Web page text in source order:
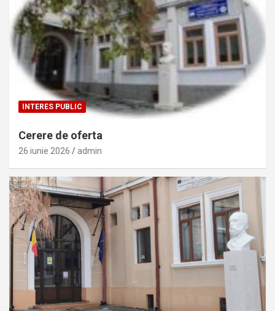
INTERES PUBLIC
Cerere de oferta
26 iunie 2026 admin